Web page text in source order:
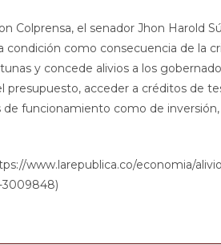
Colprensa, el senador Jhon Harold
como consecuencia de la
y concede alivios a los
presupuesto, acceder a créditos de
funcionamiento como de
www.larepublica.co/economia/
3009848)